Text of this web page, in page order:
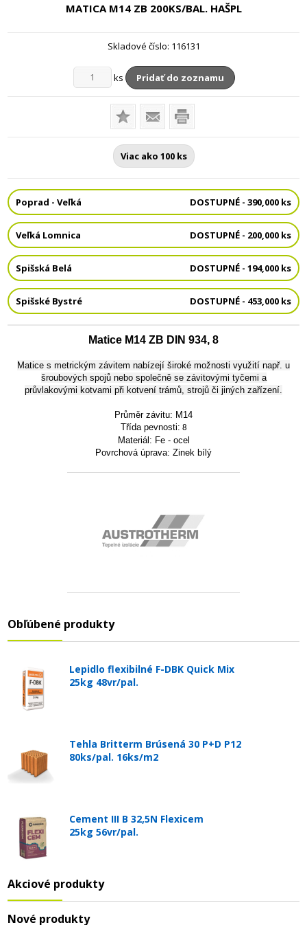
MATICA M14 ZB 200KS/BAL. HAŠPL
Skladové číslo: 116131
ks Pridať do zoznamu
Viac ako 100 ks
Poprad - Veľká DOSTUPNÉ - 390,000 ks
Veľká Lomnica DOSTUPNÉ - 200,000 ks
Spišská Belá DOSTUPNÉ - 194,000 ks
Spišské Bystré DOSTUPNÉ - 453,000 ks
Matice M14 ZB DIN 934, 8
Matice s metrickým závitem nabízejí široké možnosti využití např. u
šroubových spojů nebo společně se závitovými tyčemi a
průvlakovými kotvami při kotvení trámů, strojů či jiných zařízení.
Průměr závitu: M14
Třída pevnosti: 8
Materiál: Fe - ocel
Povrchová úprava: Zinek bílý
Obľúbené produkty
Lepidlo flexibilné F-DBK Quick Mix
25kg 48vr/pal.
Tehla Britterm Brúsená 30 P+D P12
80ks/pal. 16ks/m2
Cement III B 32,5N Flexicem
25kg 56vr/pal.
Akciové produkty
Nové produkty